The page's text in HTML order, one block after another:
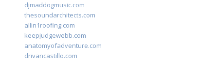
djmaddogmusic.com
thesoundarchitects.com
allin1roofing.com
keepjudgewebb.com
anatomyofadventure.com
drivancastillo.com